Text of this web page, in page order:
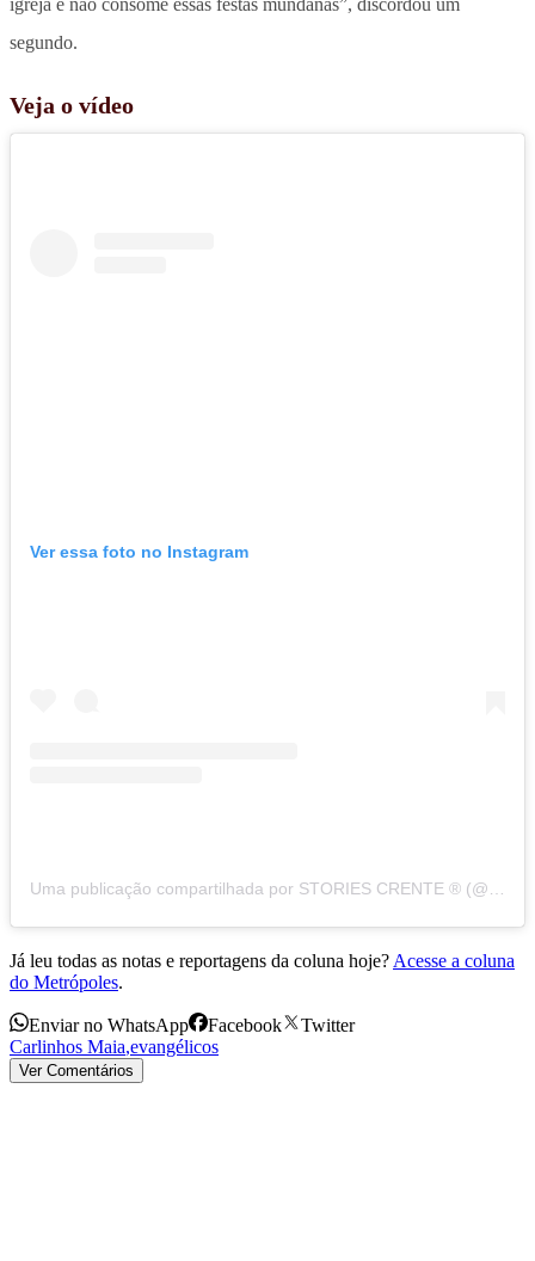
segundo.
Veja o vídeo
Ver essa foto no Instagram
Já leu todas as notas e reportagens da coluna hoje? Acesse a coluna
do Metrópoles.
Enviar no WhatsApp Facebook
Twitter
Carlinhos Maia,evangélicos
Ver Comentários